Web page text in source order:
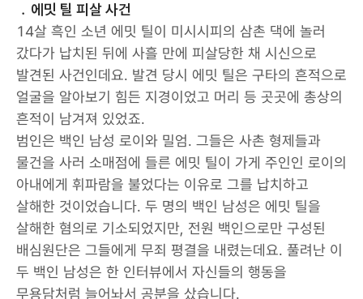
﹒에밋 틸 피살 사건
14살 흑인 소년 에밋 틸이 미시시피의 삼촌 댁에 놀러
갔다가 납치된 뒤에 사흘 만에 피살당한 채 시신으로
발견된 사건인데요. 발견 당시 에밋 틸은 구타의 흔적으로
얼굴을 알아보기 힘든 지경이었고 머리 등 곳곳에 총상의
흔적이 남겨져 있었죠.
범인은 백인 남성 로이와 밀엄. 그들은 사촌 형제들과
물건을 사러 소매점에 들른 에밋 틸이 가게 주인인 로이의
아내에게 휘파람을 불었다는 이유로 그를 납치하고
살해한 것이었습니다. 두 명의 백인 남성은 에밋 틸을
살해한 혐의로 기소되었지만, 전원 백인으로만 구성된
배심원단은 그들에게 무죄 평결을 내렸는데요. 풀려난 이
두 백인 남성은 한 인터뷰에서 자신들의 행동을
무용담처럼 늘어놔서 공분을 샀습니다.